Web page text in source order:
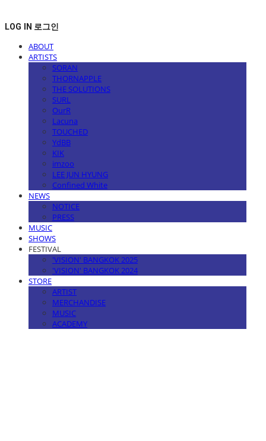
LOG IN 로그인
ABOUT
ARTISTS
SORAN
THORNAPPLE
THE SOLUTIONS
SURL
OurR
Lacuna
TOUCHED
YdBB
KIK
imzoo
LEE JUN HYUNG
Confined White
NEWS
NOTICE
PRESS
MUSIC
SHOWS
FESTIVAL
'VISION' BANGKOK 2025
'VISION' BANGKOK 2024
STORE
ARTIST
MERCHANDISE
MUSIC
ACADEMY